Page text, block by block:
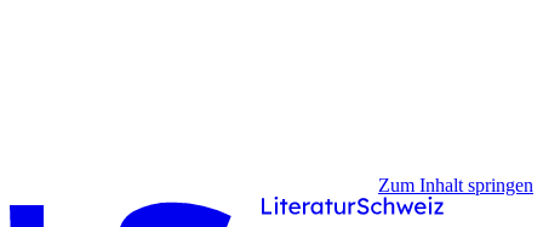
Zum Inhalt springen